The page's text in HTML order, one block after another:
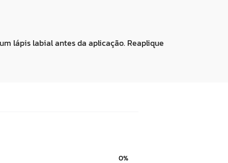
lápis labial antes da aplicação. Reaplique
0%